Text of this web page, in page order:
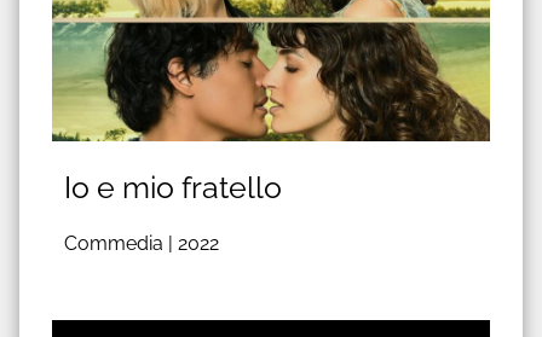
Io e mio fratello
Commedia | 2022